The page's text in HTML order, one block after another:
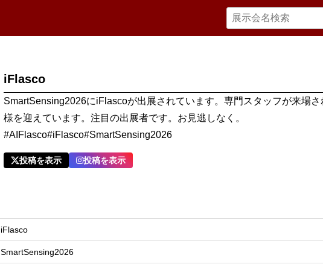
iFlasco
SmartSensing2026にiFlascoが出展されています。専門スタッフが来場さ
様を迎えています。注目の出展者です。お見逃しなく。
#AIFlasco#iFlasco#SmartSensing2026
投稿を表示 投稿を表示
iFlasco
SmartSensing2026